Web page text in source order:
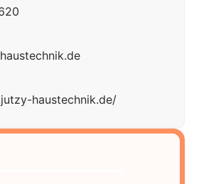
haustechnik.de/